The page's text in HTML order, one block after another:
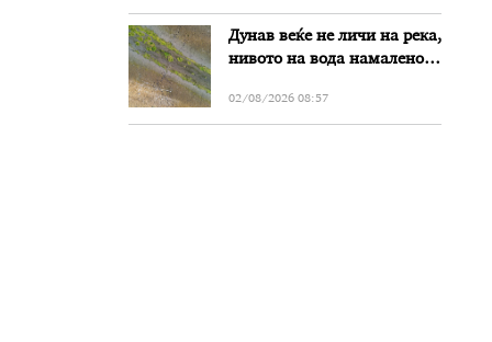
Дунав веќе не личи на река,
нивото на вода намалено
Бугарија
02/08/2026 08:57